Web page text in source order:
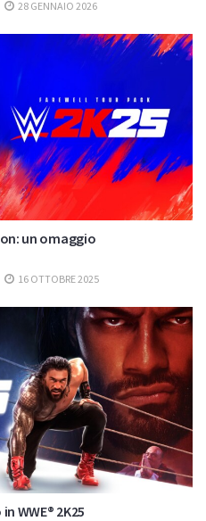
28 GENNAIO 2026
un omaggio
16 OTTOBRE 2025
WWE® 2K25